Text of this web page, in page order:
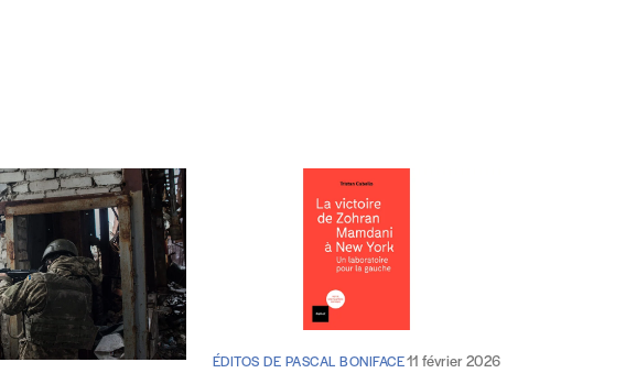
ÉDITOS DE PASCAL BONIFACE11 février 2026